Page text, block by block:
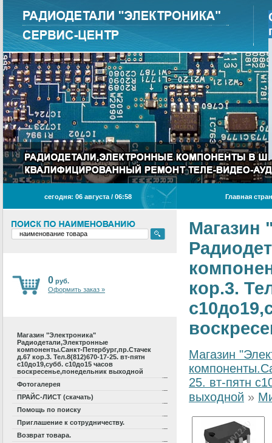
сегодня: 06 августа / 06:58 Главная
0 руб.
Оформить заказ »
Магазин "Электроника"
Радиодетали,Электронные
компоненты.Санкт-Петербург,пр.Стачек
д.67 кор.3. Тел.8(812)670-17-25. вт-пятн
с10до19,субб. с10до15 часов
воскресенье,понедельник выходной
Фотогалерея
ПРАЙС-ЛИСТ (скачать)
Помощь по поиску
Приглашение к сотрудничеству.
Возврат товара.
Магазин
кор.3.
Магазин
25. вт-пятн
выходной »